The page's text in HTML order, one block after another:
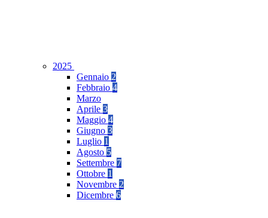
2025
Gennaio 2
Febbraio 4
Marzo
Aprile 3
Maggio 4
Giugno 3
Luglio 1
Agosto 5
Settembre 7
Ottobre 1
Novembre 2
Dicembre 6